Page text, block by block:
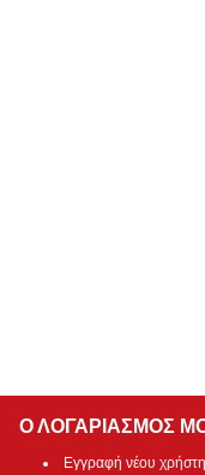
Ο ΛΟΓΑΡΙΑΣΜΟΣ
Εγγραφή νέου χρήστη